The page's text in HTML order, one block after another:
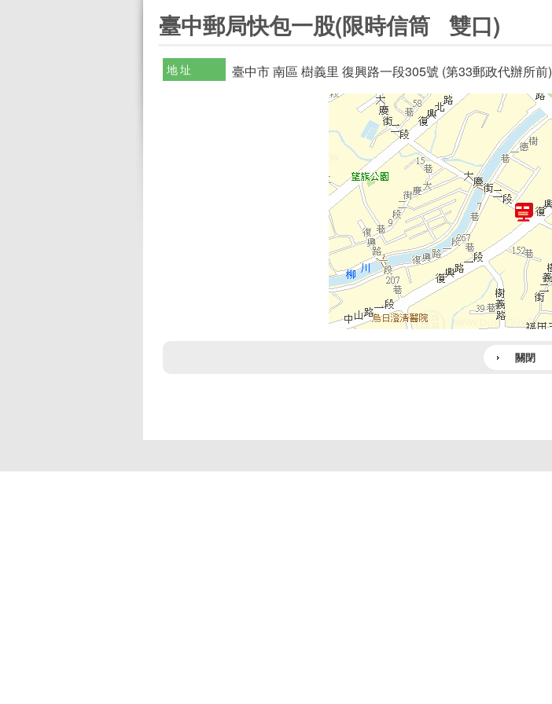
臺中郵局快包一股(限時信筒 雙口)
地址 臺中市 南區 樹義里 復興路一段305號 (第33郵政代辦所前)